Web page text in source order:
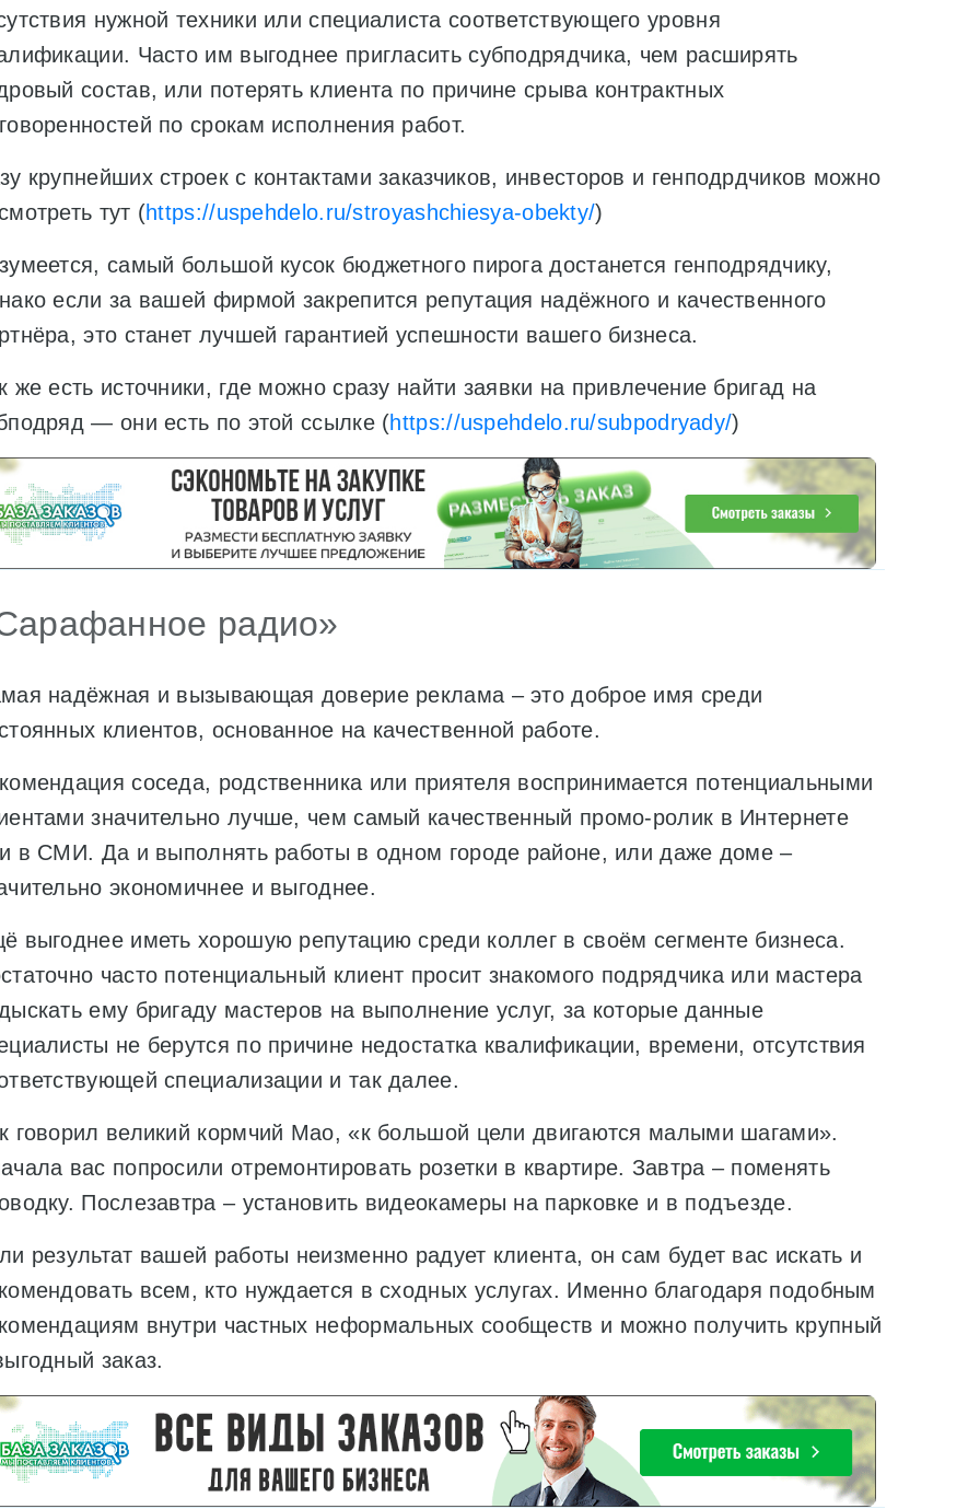
нужной техники или специалиста соответствующего уровня
Часто им выгоднее пригласить субподрядчика, чем расширять
состав, или потерять клиента по причине срыва контрактных
по срокам исполнения работ.
крупнейших строек с контактами заказчиков, инвесторов и генподрдчиков можно
тут (https://uspehdelo.ru/stroyashchiesya-obekty/)
самый большой кусок бюджетного пирога достанется генподрядчику,
если за вашей фирмой закрепится репутация надёжного и качественного
это станет лучшей гарантией успешности вашего бизнеса.
же есть источники, где можно сразу найти заявки на привлечение бригад на
— они есть по этой ссылке (https://uspehdelo.ru/subpodryady/)
радио»
надёжная и вызывающая доверие реклама – это доброе имя среди
клиентов, основанное на качественной работе.
соседа, родственника или приятеля воспринимается потенциальными
значительно лучше, чем самый качественный промо-ролик в Интернете
в СМИ. Да и выполнять работы в одном городе районе, или даже доме –
экономичнее и выгоднее.
выгоднее иметь хорошую репутацию среди коллег в своём сегменте бизнеса.
часто потенциальный клиент просит знакомого подрядчика или мастера
ему бригаду мастеров на выполнение услуг, за которые данные
не берутся по причине недостатка квалификации, времени, отсутствия
специализации и так далее.
говорил великий кормчий Мао, «к большой цели двигаются малыми шагами».
вас попросили отремонтировать розетки в квартире. Завтра – поменять
Послезавтра – установить видеокамеры на парковке и в подъезде.
результат вашей работы неизменно радует клиента, он сам будет вас искать и
всем, кто нуждается в сходных услугах. Именно благодаря подобным
внутри частных неформальных сообществ и можно получить крупный
заказ.